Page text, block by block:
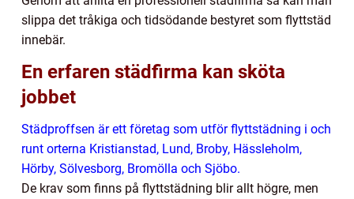
slippa det tråkiga och tidsödande bestyret som flyttstäd
innebär.
En erfaren städfirma kan sköta
jobbet
Städproffsen är ett företag som utför flyttstädning i och
runt orterna Kristianstad, Lund, Broby, Hässleholm,
Hörby, Sölvesborg, Bromölla och Sjöbo.
De krav som finns på flyttstädning blir allt högre, men